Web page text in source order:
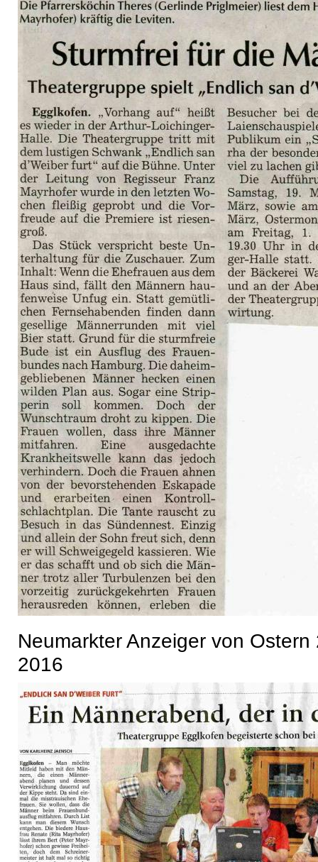
Neumarkter Anzeiger von
2016